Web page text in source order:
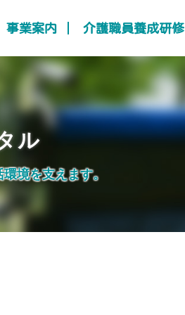
事業案内 介護職員養成研修
ル
境を支えます。